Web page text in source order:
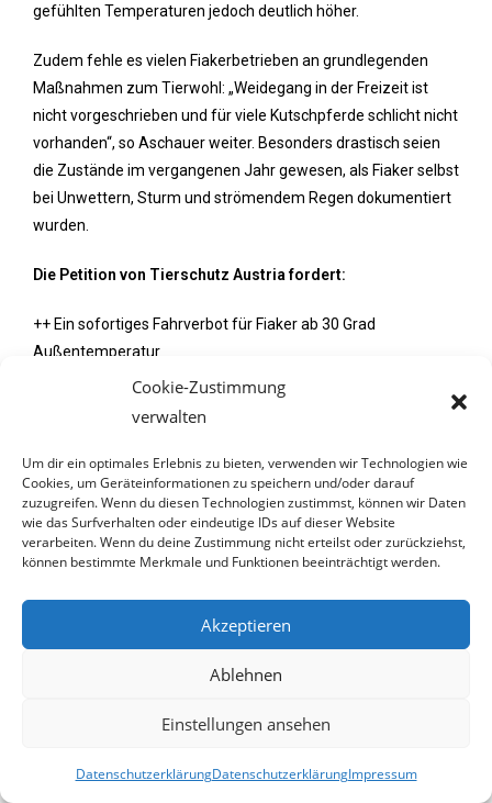
Cookie-Zustimmung
verwalten
Um dir ein optimales Erlebnis zu bieten, verwenden wir Technologien wie
Cookies, um Geräteinformationen zu speichern und/oder darauf
zuzugreifen. Wenn du diesen Technologien zustimmst, können wir Daten
wie das Surfverhalten oder eindeutige IDs auf dieser Website
verarbeiten. Wenn du deine Zustimmung nicht erteilst oder zurückziehst,
können bestimmte Merkmale und Funktionen beeinträchtigt werden.
Akzeptieren
Ablehnen
Einstellungen ansehen
DatenschutzerklärungDatenschutzerklärungImpressum
gefühlten Temperaturen jedoch deutlich höher.
Zudem fehle es vielen Fiakerbetrieben an grundlegenden
Maßnahmen zum Tierwohl: „Weidegang in der Freizeit ist
nicht vorgeschrieben und für viele Kutschpferde schlicht nicht
vorhanden“, so Aschauer weiter. Besonders drastisch seien
die Zustände im vergangenen Jahr gewesen, als Fiaker selbst
bei Unwettern, Sturm und strömendem Regen dokumentiert
wurden.
Die Petition von Tierschutz Austria fordert:
++ Ein sofortiges Fahrverbot für Fiaker ab 30 Grad
Außentemperatur
++ Die Verlegung aller Fiakerstrecken aus der Innenstadt an
pferdefreundlichere Orte
Weidegang für Fiakerpferde
Tierschutz endet nicht bei Heimtieren – auch Arbeits- und
Nutztiere brauchen unseren Schutz. Die Initiative appelliert an
die Stadt Wien und die zuständigen Behörden, endlich im
https://www.tierschutz-austria.at/fiaker
2. Juli 2025